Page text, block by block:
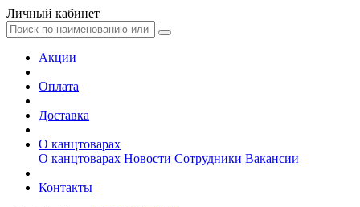
Личный кабинет
Акции
Оплата
Доставка
О канцтоварах
О канцтоварах Новости Сотрудники Вакансии
Контакты